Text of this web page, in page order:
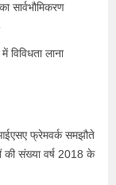
सार्वभौमिकरण
विविधता लाना
फ्रेमवर्क समझौते
की संख्या वर्ष 2018 के